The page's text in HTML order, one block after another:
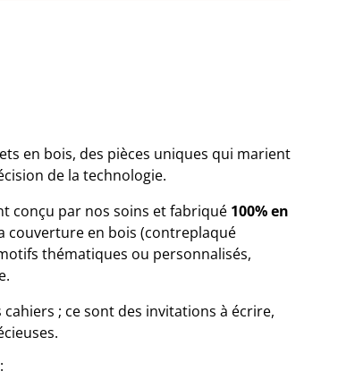
en bois, des pièces uniques qui marient
de la technologie.
conçu par nos soins et fabriqué 100% en
couverture en bois (contreplaqué
thématiques ou personnalisés,
; ce sont des invitations à écrire,